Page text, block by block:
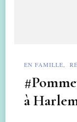
EN FAMILLE
à